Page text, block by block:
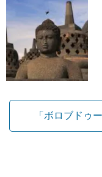
「ボロブドゥ